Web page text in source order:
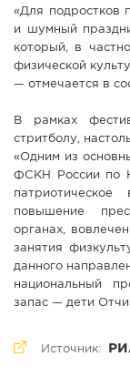
«Для подростков
и шумный
который, в
физической
— отмечается в
В рамках
стритболу,
«Одним из
ФСКН России по
патриотическое
повышение
органах,
занятия
данного
национальный
запас — дети
Источник: